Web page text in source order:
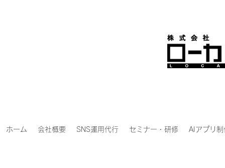
ホーム 会社概要 SNS運用代行 セミナー・研修 AIアプリ制